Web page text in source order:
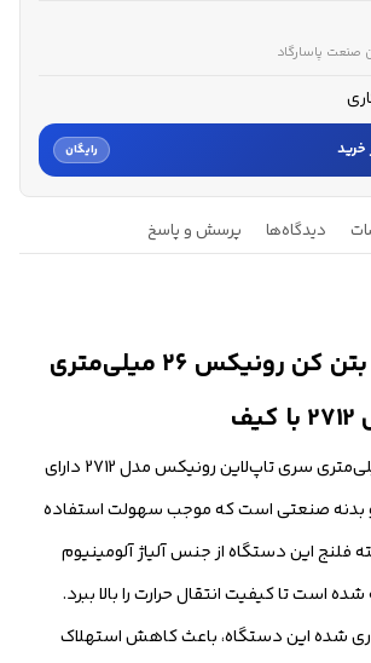
صنعت پاسارگاد
خرید رایگان
ثبت درخواست مشاوره رایگان
دیدگاه‌ها پرسش و پاسخ
معرفی دریل بتن کن رونیکس ۲۶ میلی‌متری
۲۶ میلی‌متری سری تاپ‌لاین رونیکس مدل 2712 دارای
بدنه صنعتی است که موجب سهولت استفاده
فلنج این دستگاه از جنس آلیاژ آلومینیوم
است تا کیفیت انتقال حرارت را بالا ببرد.
شده این دستگاه، باعث کاهش استهلاک